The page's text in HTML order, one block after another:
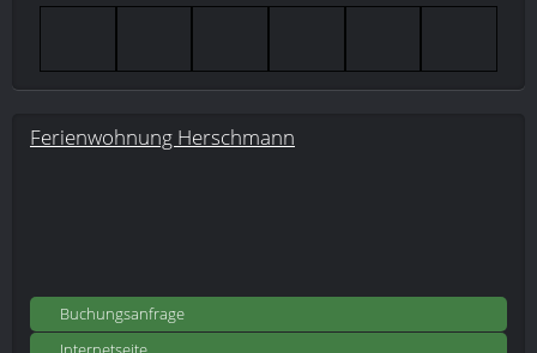
Ferienwohnung Herschmann
Buchungsanfrage